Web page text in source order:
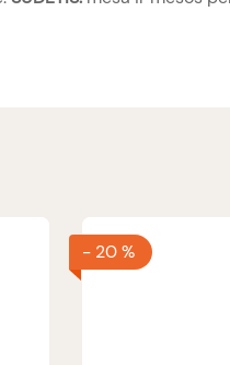
- 20 %